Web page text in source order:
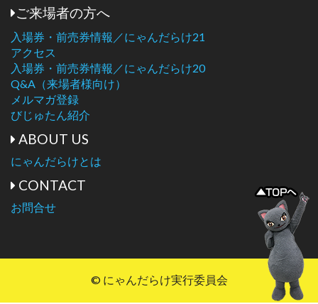
ご来場者の方へ
入場券・前売券情報／にゃんだらけ21
アクセス
入場券・前売券情報／にゃんだらけ20
Q&A（来場者様向け）
メルマガ登録
びじゅたん紹介
ABOUT US
にゃんだらけとは
CONTACT
お問合せ
© にゃんだらけ実行委員会